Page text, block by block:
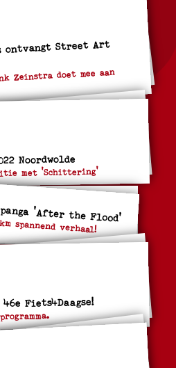
ontvangt Street Art
Zeinstra doet mee aan
Noordwolde
met 'Schittering'
'After the Flood'
spannend verhaal!
Fiets4Daagse!